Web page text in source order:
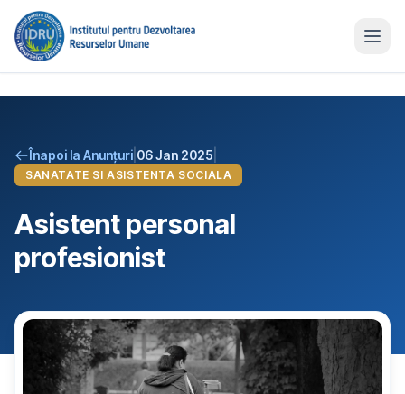
Înapoi la Anunțuri 06 Jan 2025
SANATATE SI ASISTENTA SOCIALA
Asistent personal
profesionist